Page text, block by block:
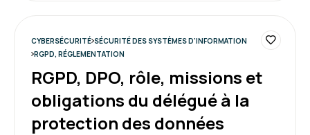
CYBERSÉCURITÉ SÉCURITÉ DES SYSTÈMES D'INFORMATION
RGPD, RÉGLEMENTATION
RGPD, DPO, rôle, missions et
obligations du délégué à la
protection des données